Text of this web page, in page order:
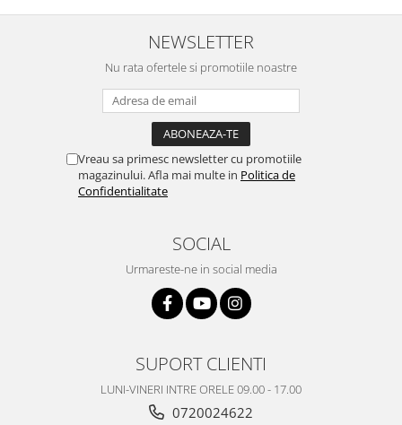
Nokia
Touchscreen Huawei
Touchscreen Lenovo
NEWSLETTER
Nu rata ofertele si promotiile noastre
Vreau sa primesc newsletter cu promotiile
magazinului. Afla mai multe in Politica de
Confidentialitate
SOCIAL
Urmareste-ne in social media
SUPORT CLIENTI
LUNI-VINERI INTRE ORELE 09.00 - 17.00
0720024622